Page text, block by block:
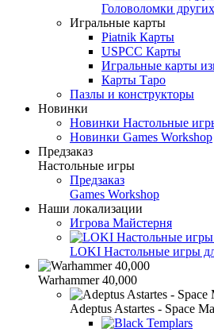
Головоломки
Игральные карты
Piatnik Карты
USPCC Карты
Игральные карты
Карты Таро
Пазлы и конструкторы
Новинки
Новинки Настольные
Новинки Games Workshop
Предзаказ
Настольные игры
Предзаказ
Games Workshop
Наши локализации
Игрова Майстерня
LOKI Настольные игры
Warhammer 40,000
Adeptus Astartes - Space